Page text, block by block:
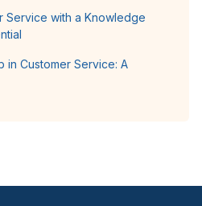
Service with a Knowledge
in Customer Service: A